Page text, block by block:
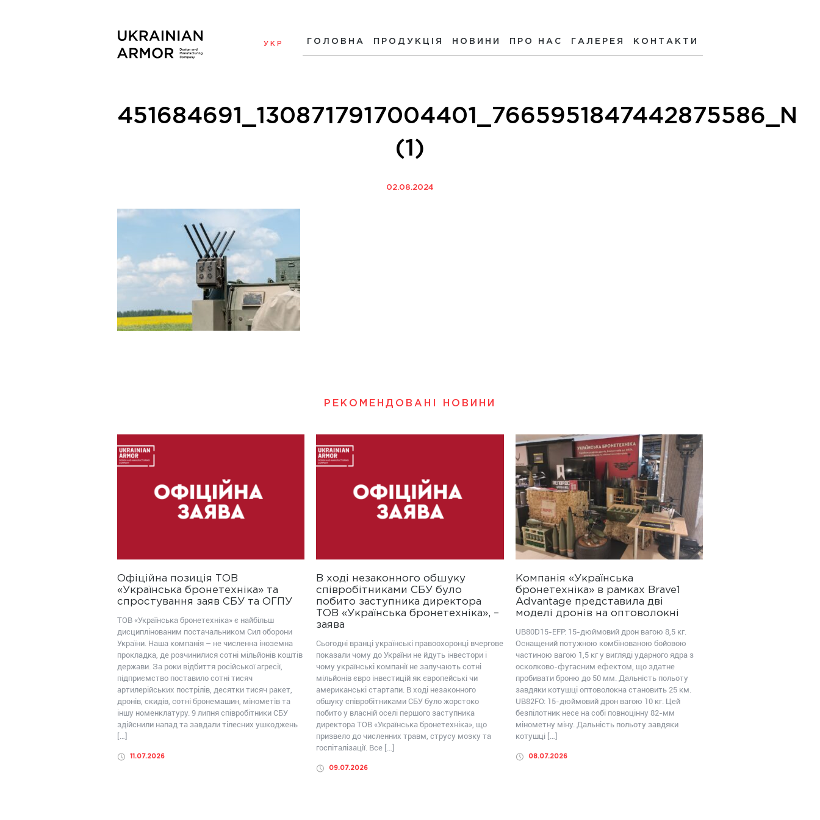
УКР ГОЛОВНА ПРОДУКЦІЯ НОВИНИ ПРО НАС ГАЛЕРЕЯ КОНТАКТИ
451684691_1308717917004401_7665951847442875586_N
(1)
02.08.2024
РЕКОМЕНДОВАНІ НОВИНИ
Офіційна позиція ТОВ
«Українська бронетехніка» та
спростування заяв СБУ та ОГПУ
ТОВ «Українська бронетехніка» є найбільш
дисциплінованим постачальником Сил оборони
України. Наша компанія – не численна іноземна
прокладка, де розчинилися сотні мільйонів коштів
держави. За роки відбиття російської агресії,
підприємство поставило сотні тисяч
артилерійських пострілів, десятки тисяч ракет,
дронів, скидів, сотні бронемашин, мінометів та
іншу номенклатуру. 9 липня співробітники СБУ
здійснили напад та завдали тілесних ушкоджень
[…]
11.07.2026
В ході незаконного обшуку
співробітниками СБУ було
побито заступника директора
ТОВ «Українська бронетехніка», –
заява
Сьогодні вранці українські правоохоронці вчергове
показали чому до України не йдуть інвестори і
чому українські компанії не залучають сотні
мільйонів євро інвестицій як європейські чи
американські стартапи. В ході незаконного
обшуку співробітниками СБУ було жорстоко
побито у власній оселі першого заступника
директора ТОВ «Українська бронетехніка», що
призвело до численних травм, струсу мозку та
госпіталізації. Все […]
09.07.2026
Компанія «Українська
бронетехніка» в рамках Brave1
Advantage представила дві
моделі дронів на оптоволокні
UB80D15-EFP: 15-дюймовий дрон вагою 8,5 кг.
Оснащений потужною комбінованою бойовою
частиною вагою 1,5 кг у вигляді ударного ядра з
осколково-фугасним ефектом, що здатне
пробивати броню до 50 мм. Дальність польоту
завдяки котушці оптоволокна становить 25 км.
UB82FО: 15-дюймовий дрон вагою 10 кг. Цей
безпілотник несе на собі повноцінну 82-мм
мінометну міну. Дальність польоту завдяки
котушці […]
08.07.2026